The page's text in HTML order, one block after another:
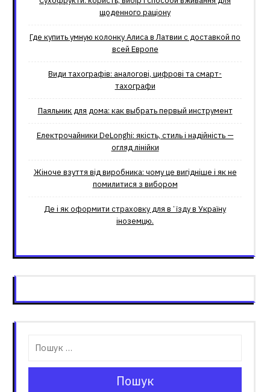
щоденного раціону
Где купить умную колонку Алиса в Латвии с доставкой по
всей Европе
Види тахографів: аналогові, цифрові та смарт-
тахографи
Паяльник для дома: как выбрать первый инструмент
Електрочайники DeLonghi: якість, стиль і надійність —
огляд лінійки
Жіноче взуття від виробника: чому це вигідніше і як не
помилитися з вибором
Де і як оформити страховку для вʼїзду в Україну
іноземцю.
Пошук